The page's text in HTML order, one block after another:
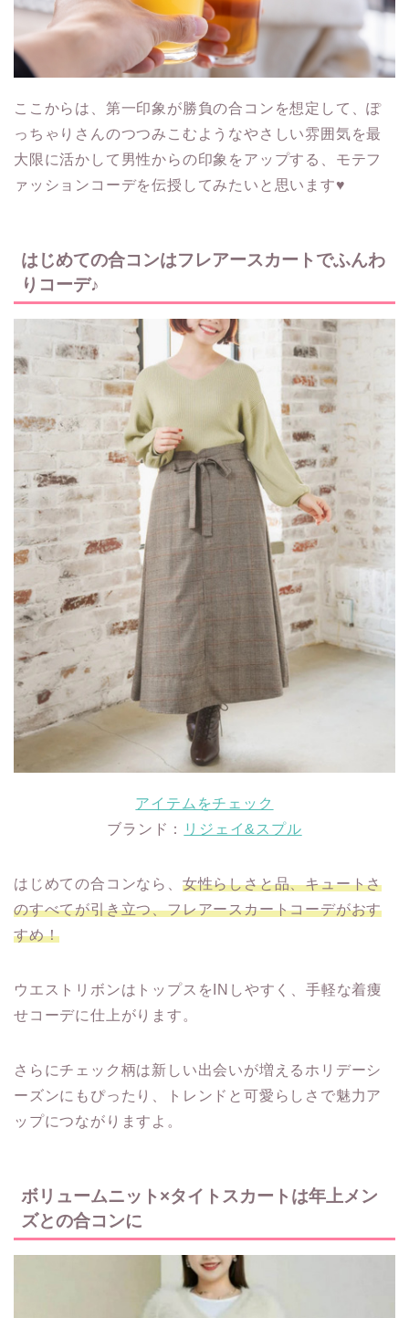
ここからは、第一印象が勝負の合コンを想定して、ぽ
っちゃりさんのつつみこむようなやさしい雰囲気を最
大限に活かして男性からの印象をアップする、モテフ
ァッションコーデを伝授してみたいと思います♥
はじめての合コンはフレアースカートでふんわ
りコーデ♪
アイテムをチェック
ブランド：
リジェイ&スプル
はじめての合コンなら、 女性らしさと品、キュートさ
のすべてが引き立つ、フレアースカートコーデがおす
すめ！
ウエストリボンはトップスをINしやすく、手軽な着痩
せコーデに仕上がります。
さらにチェック柄は新しい出会いが増えるホリデーシ
ーズンにもぴったり、トレンドと可愛らしさで魅力ア
ップにつながりますよ。
ボリュームニット×タイトスカートは年上メン
ズとの合コンに